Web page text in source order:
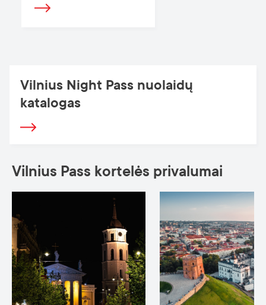
Vilnius Night Pass nuolaidų
katalogas
Vilnius Pass kortelės privalumai